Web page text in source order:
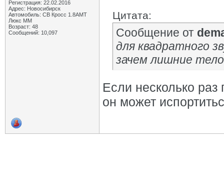
Регистрация: 22.02.2016
Адрес: Новосибирск
Автомобиль: СВ Кросс 1.8АМТ
Люкс ММ
Возраст: 48
Сообщений: 10,097
Цитата:
Сообщение от
для квадратного
зачем лишние
Если несколько раз
он может